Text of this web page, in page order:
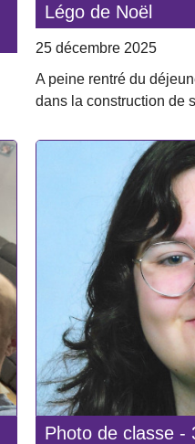
Légo de Noël
25 décembre 2025
A peine rentré du
dans la construction de
Photo de classe -